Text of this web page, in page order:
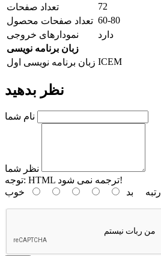
تعداد صفحات
72
تعداد صفحات محصول 60-80
نمودارهای خروجی
دارد
زبان برنامه نویسی
زبان برنامه نویسی اول ICEM
نظر بدهید
نام شما
نظر شما
توجه:
HTML ترجمه نمی شود!
رتبه بد خوب